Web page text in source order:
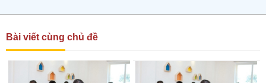
Bài viết cùng chủ đề